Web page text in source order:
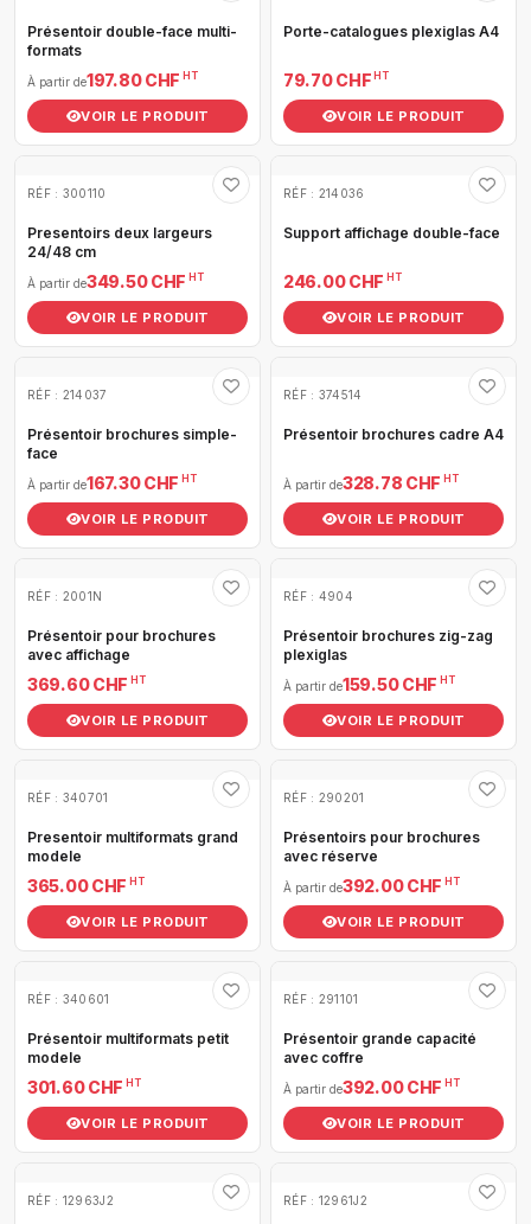
Présentoir double-face multi-
formats
À partir de197.80 CHF HT
VOIR LE PRODUIT
Porte-catalogues plexiglas A4
79.70 CHF HT
VOIR LE PRODUIT
RÉF : 300110
Presentoirs deux largeurs
24/48 cm
À partir de349.50 CHF HT
VOIR LE PRODUIT
RÉF : 214036
Support affichage double-face
246.00 CHF HT
VOIR LE PRODUIT
RÉF : 214037
Présentoir brochures simple-
face
À partir de167.30 CHF HT
VOIR LE PRODUIT
RÉF : 374514
Présentoir brochures cadre A4
À partir de328.78 CHF HT
VOIR LE PRODUIT
RÉF : 2001N
Présentoir pour brochures
avec affichage
369.60 CHF HT
VOIR LE PRODUIT
RÉF : 4904
Présentoir brochures zig-zag
plexiglas
À partir de159.50 CHF HT
VOIR LE PRODUIT
RÉF : 340701
Presentoir multiformats grand
modele
365.00 CHF HT
VOIR LE PRODUIT
RÉF : 290201
Présentoirs pour brochures
avec réserve
À partir de392.00 CHF HT
VOIR LE PRODUIT
RÉF : 340601
Présentoir multiformats petit
modele
301.60 CHF HT
VOIR LE PRODUIT
RÉF : 291101
Présentoir grande capacité
avec coffre
À partir de392.00 CHF HT
VOIR LE PRODUIT
RÉF : 12963J2 RÉF : 12961J2